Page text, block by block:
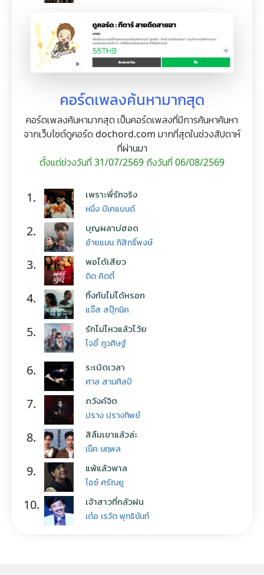
คอร์ดเพลงค้นหามากสุด
คอร์ดเพลงค้นหามากสุด เป็นคอร์ดเพลงที่มีการค้นหาค้นหา
จากเว็บไซต์ดูคอร์ด dochord.com มากที่สุดในช่วงสัปดาห์
ที่ผ่านมา
ตั้งแต่ช่วงวันที่ 31/07/2569 ถึงวันที่ 06/08/2569
1. เพราะพี่รักจริง
หนึ่ง บีเคแบนด์
2. บุญผลาบ่ฮอด
อ้ายแมน ภิสิทธิ์พงษ์
3. พอได้เสียว
ดิด คิตตี้
4. ทิ้งกันไม่ได้หรอก
แจ๊ส สปุ๊กนิค
5. รักไม่ไหวแล้วโว้ย
โจอี้ ภูวศิษฐ์
6. ระเบิดเวลา
ศาล สานศิลป์
7. ภวังค์จิต
ปราง ปรางทิพย์
8. สิลืมเขาแล้วล่ะ
เน็ค นฤพล
9. แพ้แล้วพาล
ไอซ์ ศรัณยู
10. เจ้าสาวที่กลัวฝน
เต๋อ เรวัต พุทธินันท์